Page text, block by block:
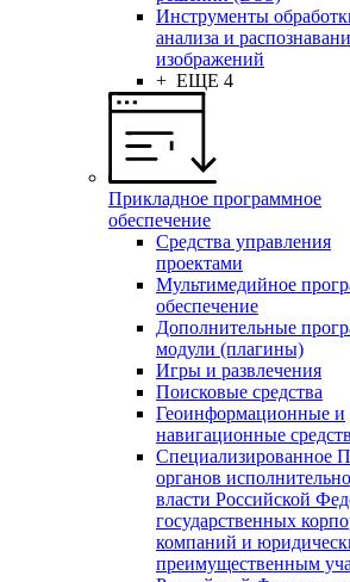
Инструменты
анализа и
изображений
+ ЕЩЕ 4
Прикладное программное
обеспечение
Средства управления
проектами
Мультимедийное
обеспечение
Дополнительные
модули (плагины)
Игры и развлечения
Поисковые средства
Геоинформационные и
навигационные
Специализированное
органов
власти Российской
государственных
компаний и
преимущественным